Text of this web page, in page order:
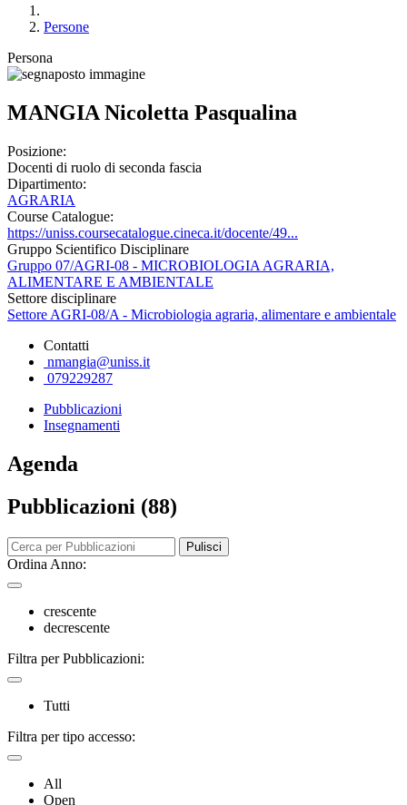
Persone
Persona
MANGIA Nicoletta Pasqualina
Posizione:
Docenti di ruolo di seconda fascia
Dipartimento:
AGRARIA
Course Catalogue:
https://uniss.coursecatalogue.cineca.it/docente/49...
Gruppo Scientifico Disciplinare
Gruppo 07/AGRI-08 - MICROBIOLOGIA AGRARIA,
ALIMENTARE E AMBIENTALE
Settore disciplinare
Settore AGRI-08/A - Microbiologia agraria, alimentare e ambientale
Contatti
nmangia@uniss.it
079229287
Pubblicazioni
Insegnamenti
Agenda
Pubblicazioni (88)
Pulisci
Ordina Anno:
crescente
decrescente
Filtra per Pubblicazioni:
Tutti
Filtra per tipo accesso:
All
Open